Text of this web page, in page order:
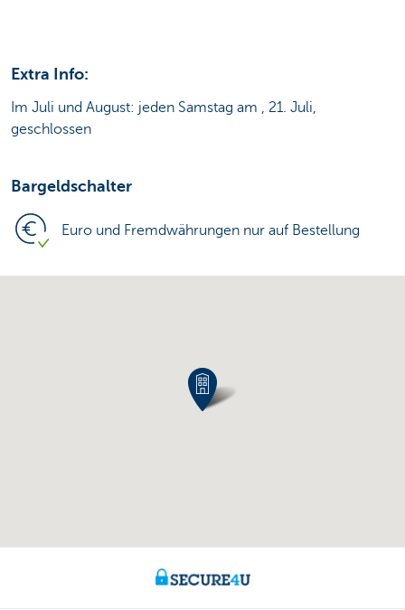
Extra Info:
Im Juli und August: jeden Samstag am , 21. Juli,
geschlossen
Bargeldschalter
Euro und Fremdwährungen nur auf Bestellung